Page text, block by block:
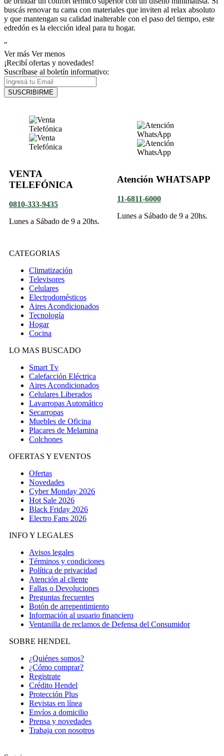
buscás renovar tu cama con materiales que inviten al relax absoluto
y que mantengan su calidad inalterable con el paso del tiempo, este
edredón es la elección ideal para tu hogar.
"
Ver más Ver menos
¡Recibí ofertas y novedades!
Suscríbase al boletín informativo:
SUSCRIBIRME
VENTA
TELEFÓNICA
0810-333-9435
Lunes a Sábado de 9 a 20hs.
Atención WHATSAPP
11-6811-6000
Lunes a Sábado de 9 a 20hs.
CATEGORIAS
Climatización
Televisores
Celulares
Electrodomésticos
Aires Acondicionados
Tecnología
Hogar
Cocina
LO MAS BUSCADO
Smart Tv
Calefacción Eléctrica
Aires Acondicionados
Celulares Liberados
Lavarropas Automático
Secarropas
Muebles de Oficina
Placares de Melamina
Colchones
OFERTAS Y EVENTOS
Ofertas
Novedades
Cyber Monday 2026
Hot Sale 2026
Black Friday 2026
Electro Fans 2026
INFO Y LEGALES
Avisos legales
Términos y condiciones
Política de privacidad
Atención al cliente
Fallas o Devoluciones
Preguntas frecuentes
Botón de arrepentimiento
Información al usuario financiero
Ventanilla de reclamos de Defensa del Consumidor
SOBRE HENDEL
¿Quiénes somos?
¿Cómo comprar?
Registrate
Crédito Hendel
Protección Plus
Revistas en línea
Envíos a domicilio
Prensa y novedades
Trabaja con nosotros